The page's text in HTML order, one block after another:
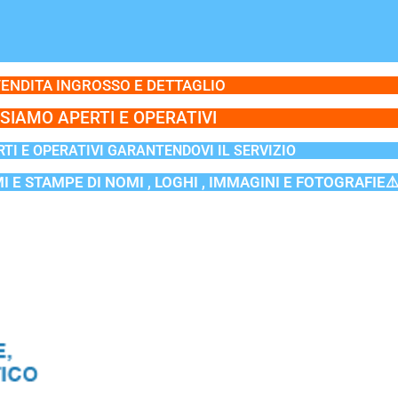
INGROSSO E DETTAGLIO
SIAMO APERTI E OPERATIVI
E OPERATIVI GARANTENDOVI IL SERVIZIO
E STAMPE DI NOMI , LOGHI , IMMAGINI E